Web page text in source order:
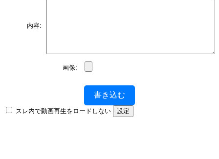
内容:
画像:
書き込む
スレ内で動画再生をロードしない